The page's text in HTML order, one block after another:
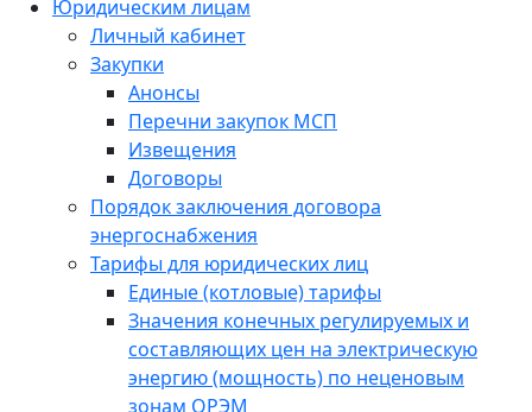
Юридическим лицам
Личный кабинет
Закупки
Анонсы
Перечни закупок МСП
Извещения
Договоры
Порядок заключения договора
энергоснабжения
Тарифы для юридических лиц
Единые (котловые) тарифы
Значения конечных регулируемых и
составляющих цен на электрическую
энергию (мощность) по неценовым
зонам ОРЭМ